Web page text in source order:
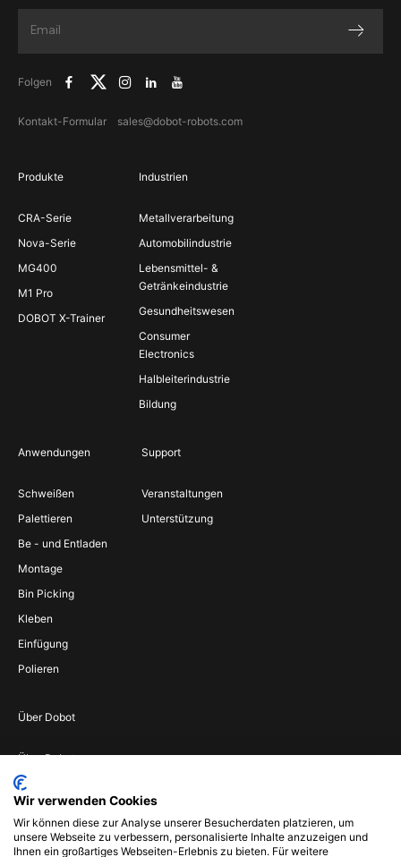
Folgen
Kontakt-Formular sales@dobot-robots.com
Produkte
CRA-Serie
Nova-Serie
MG400
M1 Pro
DOBOT X-Trainer
Industrien
Metallverarbeitung
Automobilindustrie
Lebensmittel- &
Getränkeindustrie
Gesundheitswesen
Consumer
Electronics
Halbleiterindustrie
Bildung
Anwendungen
Schweißen
Palettieren
Be - und Entladen
Montage
Bin Picking
Kleben
Einfügung
Polieren
Support
Veranstaltungen
Unterstützung
Über Dobot
Über Dobot
Werden Sie
Vertriebspartner
Wenden Sie sich an
uns
Wir verwenden Cookies
Wir können diese zur Analyse unserer Besucherdaten platzieren, um
unsere Webseite zu verbessern, personalisierte Inhalte anzuzeigen und
Ihnen ein großartiges Webseiten-Erlebnis zu bieten. Für weitere